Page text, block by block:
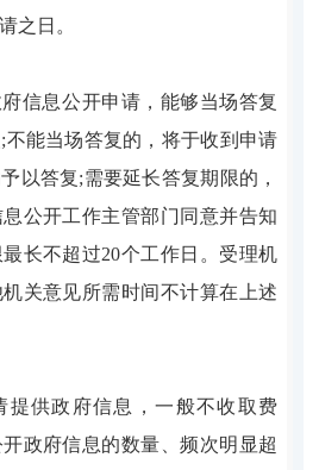
之日。
信息公开申请，能够当场答复
不能当场答复的，将于收到申请
以答复;需要延长答复期限的，
公开工作主管部门同意并告知
长不超过20个工作日。受理机
关意见所需时间不计算在上述
提供政府信息，一般不收取费
政府信息的数量、频次明显超